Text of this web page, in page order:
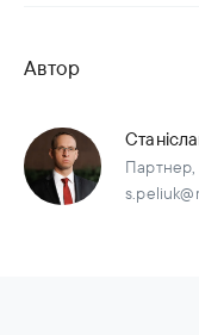
Автор
Партнер,